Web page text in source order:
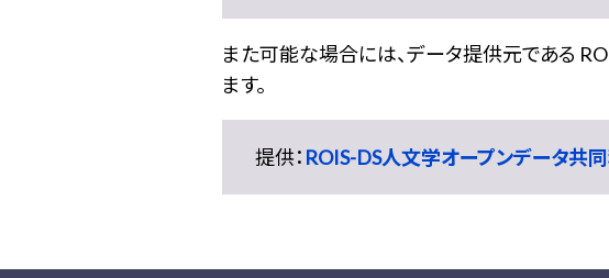
また可能な場合には、データ提供元である
ます。
提供： ROIS-DS人文学オープンデータ共